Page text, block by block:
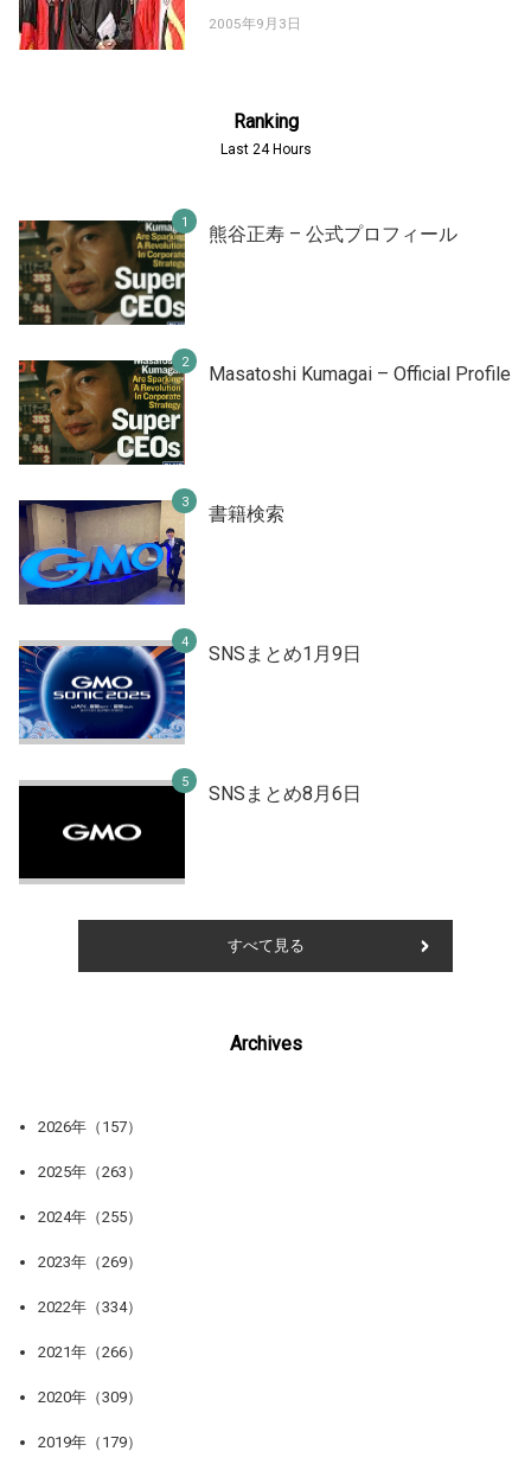
2005年9月3日
Ranking
Last 24 Hours
熊谷正寿 – 公式プロフィール
Masatoshi Kumagai – Official Profile
書籍検索
SNSまとめ1月9日
SNSまとめ8月6日
すべて見る
Archives
2026年（157）
2025年（263）
2024年（255）
2023年（269）
2022年（334）
2021年（266）
2020年（309）
2019年（179）